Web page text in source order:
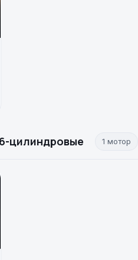
цилиндровые 1 мотор